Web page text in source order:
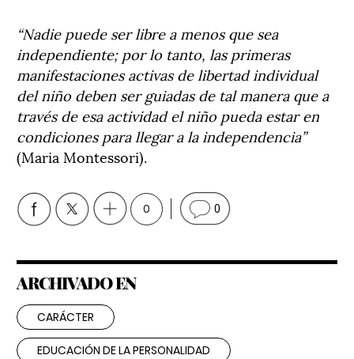
“Nadie puede ser libre a menos que sea
independiente; por lo tanto, las primeras
manifestaciones activas de libertad individual
del niño deben ser guiadas de tal manera que a
través de esa actividad el niño pueda estar en
condiciones para llegar a la independencia”
(Maria Montessori).
0 0
ARCHIVADO EN
CARÁCTER
EDUCACIÓN DE LA PERSONALIDAD